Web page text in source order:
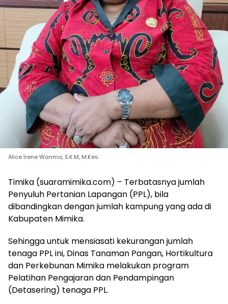
Alice Irene Wanma, S.K.M, M.Kes.
Timika (suaramimika.com) – Terbatasnya jumlah
Penyuluh Pertanian Lapangan (PPL), bila
dibandingkan dengan jumlah kampung yang ada di
Kabupaten Mimika.
Sehingga untuk mensiasati kekurangan jumlah
tenaga PPL ini, Dinas Tanaman Pangan, Hortikultura
dan Perkebunan Mimika melakukan program
Pelatihan Pengajaran dan Pendampingan
(Detasering) tenaga PPL.